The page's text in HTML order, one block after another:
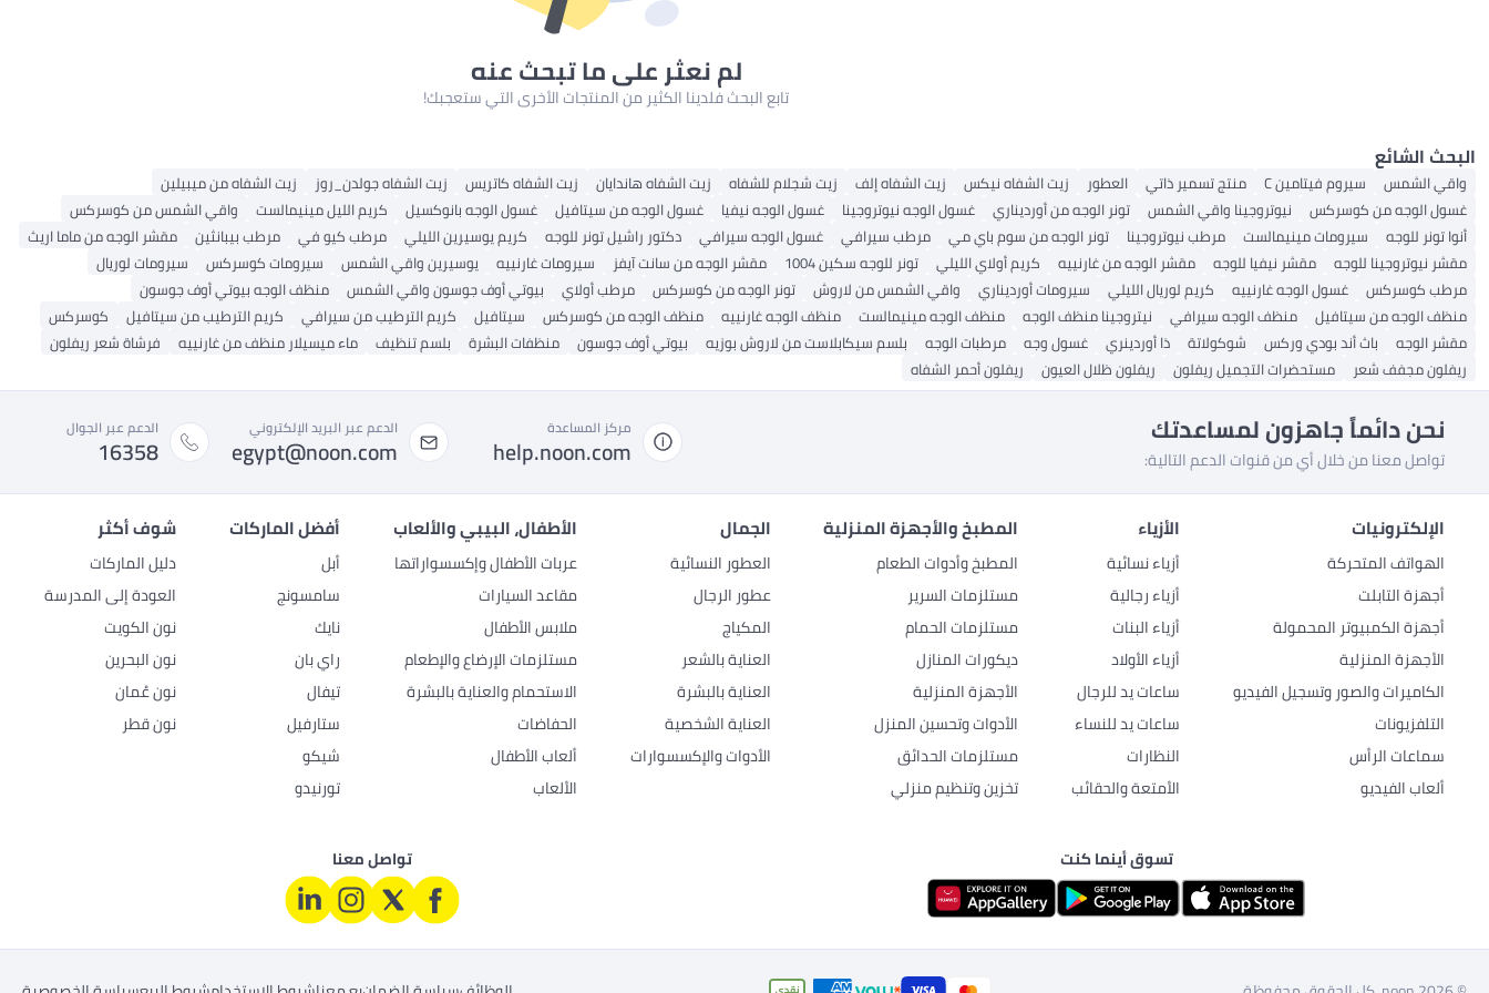
لم نعثر على ما تبحث عنه
تابع البحث فلدينا الكثير من المنتجات الأخرى التي ستعجبك!
البحث الشائع
واقي الشمس سيروم فيتامين C منتج تسمير ذاتي العطور زيت الشفاه نيكس زيت الشفاه إلف زيت شجلام للشفاه زيت الشفاه هاندايان زيت الشفاه كاتريس زيت الشفاه جولدن_روز
زيت الشفاه من ميبيلين
غسول الوجه من كوسركس
نيوتروجينا واقي الشمس تونر الوجه من أورديناري غسول الوجه نيوتروجينا غسول الوجه نيفيا غسول الوجه من سيتافيل غسول الوجه بانوكسيل كريم الليل مينيمالست
واقي الشمس من كوسركس
أنوا تونر للوجه
سيرومات مينيمالست مرطب نيوتروجينا تونر الوجه من سوم باي مي مرطب سيرافي غسول الوجه سيرافي دكتور راشيل تونر للوجه كريم يوسيرين الليلي مرطب كيو في مرطب بيبانثين
مقشر الوجه من ماما اريث
مقشر نيوتروجينا للوجه
مقشر نيفيا للوجه مقشر الوجه من غارنييه كريم أولاي الليلي تونر للوجه سكين 1004 مقشر الوجه من سانت آيفز سيرومات غارنييه يوسيرين واقي الشمس سيرومات كوسركس
سيرومات لوريال
مرطب كوسركس
غسول الوجه غارنييه كريم لوريال الليلي سيرومات أورديناري واقي الشمس من لاروش تونر الوجه من كوسركس مرطب أولاي بيوتي أوف جوسون واقي الشمس
منظف ​​الوجه بيوتي أوف جوسون
منظف ​​الوجه من سيتافيل
منظف ​​الوجه سيرافي نيتروجينا منظف الوجه منظف ​​الوجه مينيمالست منظف ​​الوجه غارنييه منظف ​​الوجه من كوسركس سيتافيل كريم الترطيب من سيرافي كريم الترطيب من سيتافيل
كوسركس
مقشر الوجه
باث أند بودي وركس شوكولاتة ذا أوردينري غسول وجه مرطبات الوجه بلسم سيكابلاست من لاروش بوزيه بيوتي أوف جوسون منظفات البشرة بلسم تنظيف ماء ميسيلار منظف من غارنييه
فرشاة شعر ريفلون
ريفلون مجفف شعر
مستحضرات التجميل ريفلون ريفلون ظلال العيون ريفلون أحمر الشفاه
نحن دائماً جاهزون لمساعدتك
تواصل معنا من خلال أي من قنوات الدعم التالية:
مركز المساعدة
help.noon.com
الدعم عبر البريد الإلكتروني
egypt@noon.com
الدعم عبر الجوال
16358
الإلكترونيات
الهواتف المتحركة
أجهزة التابلت
أجهزة الكمبيوتر المحمولة
الأجهزة المنزلية
الكاميرات والصور وتسجيل الفيديو
التلفزيونات
سماعات الرأس
ألعاب الفيديو
الأزياء
أزياء نسائية
أزياء رجالية
أزياء البنات
أزياء الأولاد
ساعات يد للرجال
ساعات يد للنساء
النظارات
الأمتعة والحقائب
المطبخ والأجهزة المنزلية
المطبخ وأدوات الطعام
مستلزمات السرير
مستلزمات الحمام
ديكورات المنازل
الأجهزة المنزلية
الأدوات وتحسين المنزل
مستلزمات الحدائق
تخزين وتنظيم منزلي
الجمال
العطور النسائية
عطور الرجال
المكياج
العناية بالشعر
العناية بالبشرة
العناية الشخصية
الأدوات والإكسسوارات
الأطفال، البيبي والألعاب
عربات الأطفال وإكسسواراتها
مقاعد السيارات
ملابس الأطفال
مستلزمات الإرضاع والإطعام
الاستحمام والعناية بالبشرة
الحفاضات
ألعاب الأطفال
الألعاب
أفضل الماركات
أبل
سامسونج
نايك
راي بان
تيفال
ستارفيل
شيكو
تورنيدو
شوف أكثر
دليل الماركات
العودة إلى المدرسة
نون الكويت
نون البحرين
نون عُمان
نون قطر
تسوق أينما كنت تواصل معنا